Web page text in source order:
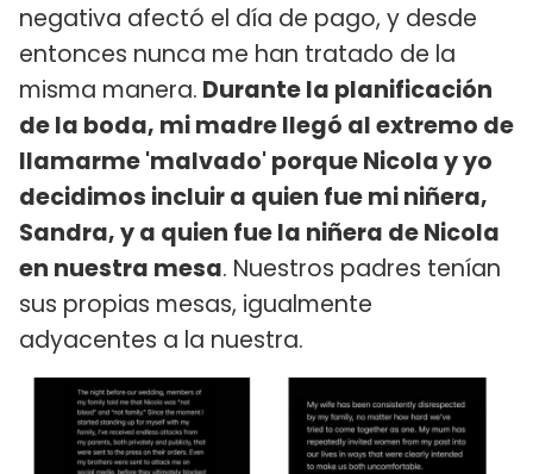
negativa afectó el día de pago, y desde
entonces nunca me han tratado de la
misma manera. Durante la planificación
de la boda, mi madre llegó al extremo de
llamarme 'malvado' porque Nicola y yo
decidimos incluir a quien fue mi niñera,
Sandra, y a quien fue la niñera de Nicola
en nuestra mesa. Nuestros padres tenían
sus propias mesas, igualmente
adyacentes a la nuestra.